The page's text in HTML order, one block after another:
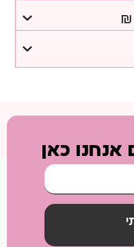
אנחנו כאן